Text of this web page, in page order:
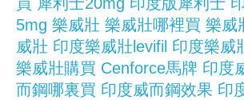
買 犀利士20mg 印度版犀利士
5mg 樂威壯 樂威壯哪裡買 樂威
威壯 印度樂威壯levifil 印度樂威
樂威壯購買 Cenforce馬牌 印度
而鋼哪裏買 印度威而鋼效果 印